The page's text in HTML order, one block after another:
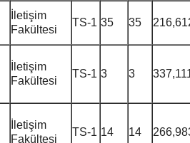
İletişim
Fakültesi
TS-1 35 35
İletişim
Fakültesi
TS-1 3 3
İletişim
Fakültesi
TS-1 14 14